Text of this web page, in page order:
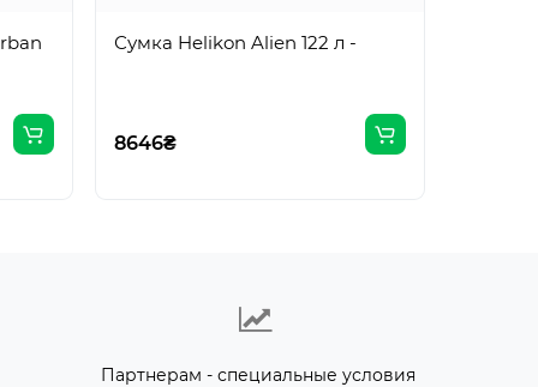
Сумка Helikon Alien 122 л -
8646₴
Партнерам - специальные условия